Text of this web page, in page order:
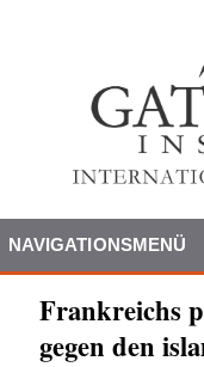
NAVIGATIONSMENÜ
Frankreichs
gegen den